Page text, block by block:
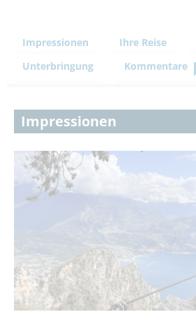
Impressionen Ihre Reise
Unterbringung
Kommentare
Impressionen